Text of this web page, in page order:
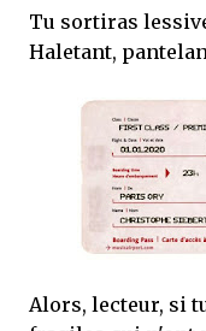
Tu sortiras
Haletant,
Alors, lecteur, si